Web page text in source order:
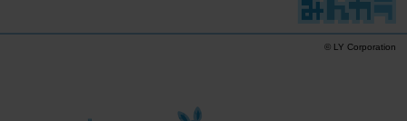
© LY Corporation